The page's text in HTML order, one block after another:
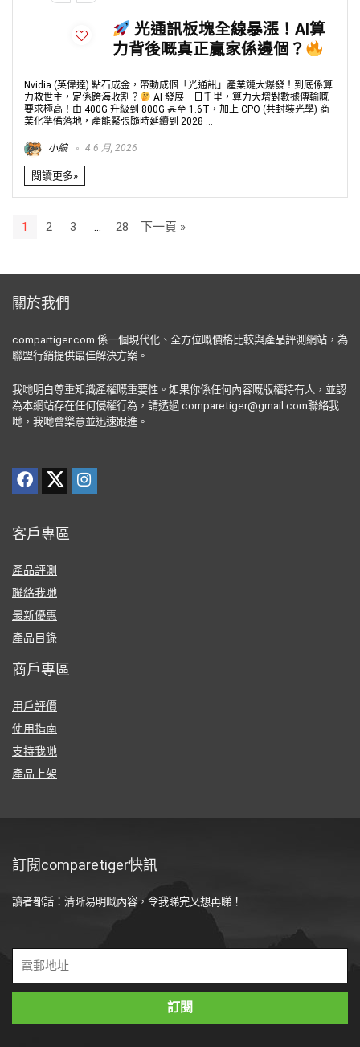
光通訊板塊全線暴漲！AI算
力背後嘅真正贏家係邊個？
Nvidia (英偉達) 點石成金，帶動成個「光通訊」產業鏈大爆發！到底係算
力救世主，定係跨海收割？
AI 發展一日千里，算力大增對數據傳輸嘅
要求極高！由 400G 升級到 800G 甚至 1.6T，加上 CPO (共封裝光學) 商
業化準備落地，產能緊張隨時延續到 2028 ...
小編 4 6 月, 2026
閱讀更多»
1 2 3 28 下一頁 »
關於我們
compartiger.com 係一個現代化、全方位嘅價格比較與產品評測網站，為
聯盟行銷提供最佳解決方案。
我哋明白尊重知識產權嘅重要性。如果你係任何內容嘅版權持有人，並認
為本網站存在任何侵權行為，請透過 comparetiger@gmail.com聯絡我
哋，我哋會樂意並迅速跟進。
客戶專區
產品評測
聯絡我哋
最新優惠
產品目錄
商戶專區
用戶評價
使用指南
支持我哋
產品上架
訂閱comparetiger快訊
讀者都話：清晰易明嘅內容，令我睇完又想再睇！